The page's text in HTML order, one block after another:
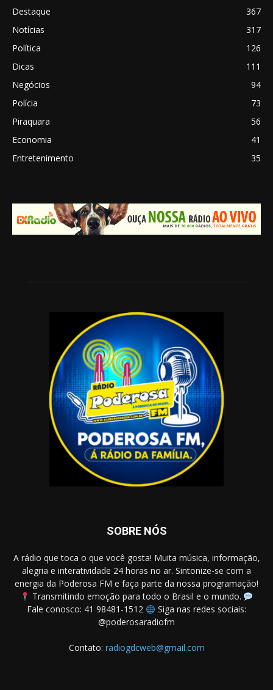
Destaque
367
Notícias
317
Política
126
Dicas
111
Negócios
94
Polícia
73
Piraquara
56
Economia
41
Entretenimento
35
SOBRE NÓS
A rádio que toca o que você gosta! Muita música, informação,
alegria e interatividade 24 horas no ar. Sintonize-se com a
energia da Poderosa FM e faça parte da nossa programação!
Transmitindo emoção para todo o Brasil e o mundo.
Fale conosco: 41 98481-1512
Siga nas redes sociais:
@poderosaradiofm
Contato: radiogdcweb@gmail.com